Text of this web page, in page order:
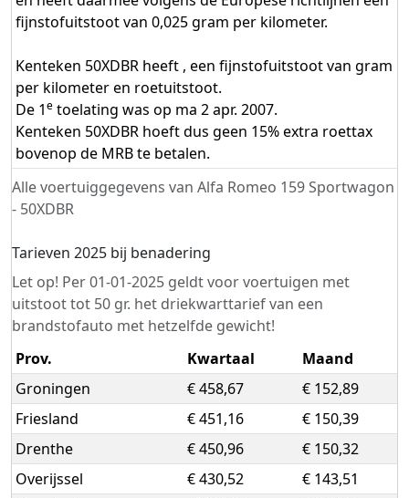
Alle voertuiggegevens van Alfa Romeo 159 Sportwagon
- 50XDBR
fijnstofuitstoot van 0,025 gram per kilometer.
Kenteken 50XDBR heeft , een fijnstofuitstoot van gram
per kilometer en roetuitstoot.
De 1e toelating was op ma 2 apr. 2007.
Kenteken 50XDBR hoeft dus geen 15% extra roettax
bovenop de MRB te betalen.
Tarieven 2025 bij benadering
Let op! Per 01-01-2025 geldt voor voertuigen met
uitstoot tot 50 gr. het driekwarttarief van een
brandstofauto met hetzelfde gewicht!
Prov.
Kwartaal
Maand
Groningen
€ 458,67
€ 152,89
Friesland
€ 451,16
€ 150,39
Drenthe
€ 450,96
€ 150,32
Overijssel
€ 430,52
€ 143,51